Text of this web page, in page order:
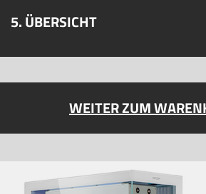
5. ÜBERSICHT
WEITER ZUM